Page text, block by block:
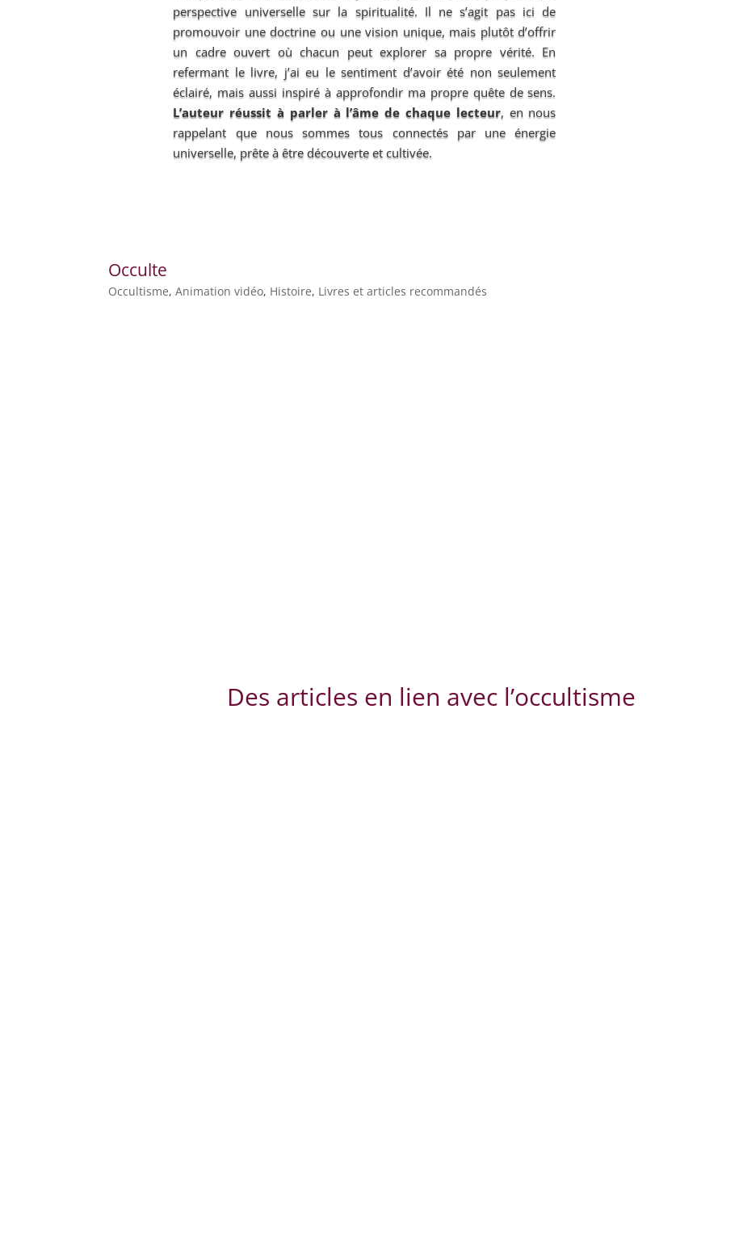
perspective universelle sur la spiritualité. Il ne s’agit pas ici de
promouvoir une doctrine ou une vision unique, mais plutôt d’offrir
un cadre ouvert où chacun peut explorer sa propre vérité. En
refermant le livre, j’ai eu le sentiment d’avoir été non seulement
éclairé, mais aussi inspiré à approfondir ma propre quête de sens.
L’auteur réussit à parler à l’âme de chaque lecteur, en nous
rappelant que nous sommes tous connectés par une énergie
universelle, prête à être découverte et cultivée.
Occulte
Occultisme,Animation vidéo, Histoire, Livres et articles recommandés
Des articles en lien avec l’occultisme